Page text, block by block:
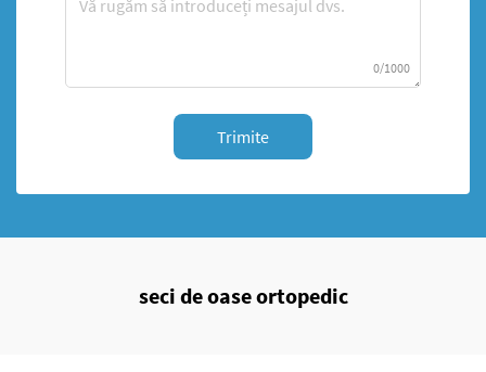
0/1000
Trimite
seci de oase ortopedic